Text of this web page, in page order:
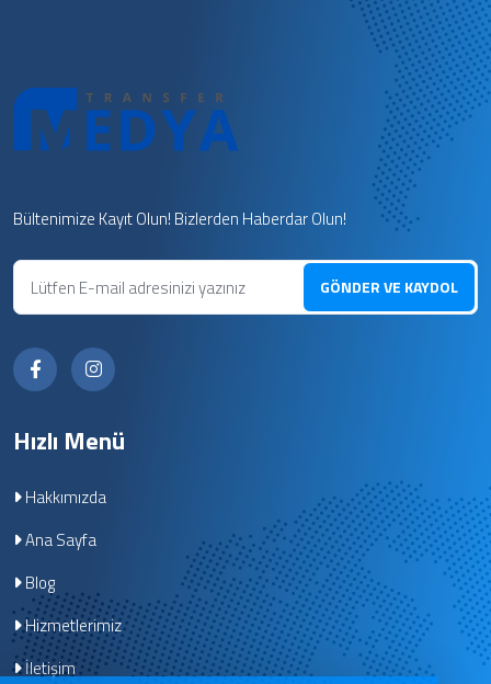
Bültenimize Kayıt Olun! Bizlerden Haberdar Olun!
GÖNDER VE KAYDOL
Hızlı Menü
Hakkımızda
Ana Sayfa
Blog
Hizmetlerimiz
İletişim